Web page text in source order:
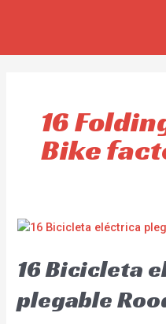
16
Bike
16 Bicicleta
plegable